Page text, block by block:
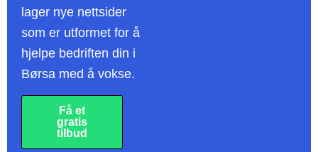
lager nye nettsider
som er utformet for å
hjelpe bedriften din i
Børsa med å vokse.
Få et
gratis
tilbud